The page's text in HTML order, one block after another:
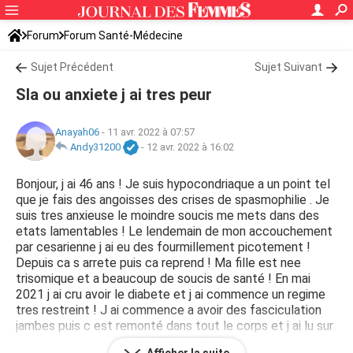
Forum Forum Santé-Médecine
Symptômes et maladies courantes Maladies neurologiques
Sujet Précédent Sujet Suivant
Sla ou anxiete j ai tres peur
Anayah06 - 11 avr. 2022 à 07:57
Andy31200
- 12 avr. 2022 à 16:02
Bonjour, j ai 46 ans ! Je suis hypocondriaque a un point tel
que je fais des angoisses des crises de spasmophilie . Je
suis tres anxieuse le moindre soucis me mets dans des
etats lamentables ! Le lendemain de mon accouchement
par cesarienne j ai eu des fourmillement picotement !
Depuis ca s arrete puis ca reprend ! Ma fille est nee
trisomique et a beaucoup de soucis de santé ! En mai
2021 j ai cru avoir le diabete et j ai commence un regime
tres restreint ! J ai commence a avoir des fasciculation
jambes puis c est remonté dans tout le corps et j ai lu sur
internet que c est la sla ! Et je panique j ai vu ma